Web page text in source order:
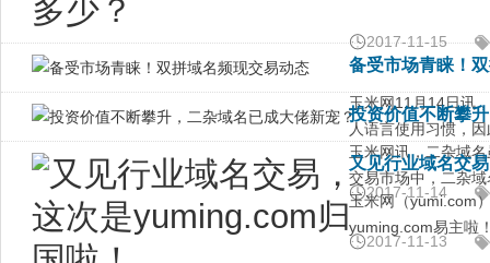
2017-11-15
备受市场青睐！
玉米网11月14日讯
人语言使用习惯，
2017-11-14
投资价值不断攀
玉米网讯，二杂域
交易市场中，二杂
2017-11-13
又见行业域名交
玉米网（yumi.com
yuming.com易主啦